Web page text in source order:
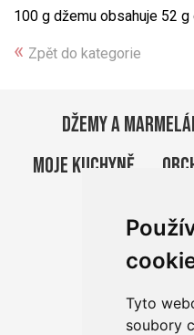
Tyto
soubory
100 g džemu obsahuje 52
Zpět do kategorie
DŽEMY A
MOJE KUCHYNĚ